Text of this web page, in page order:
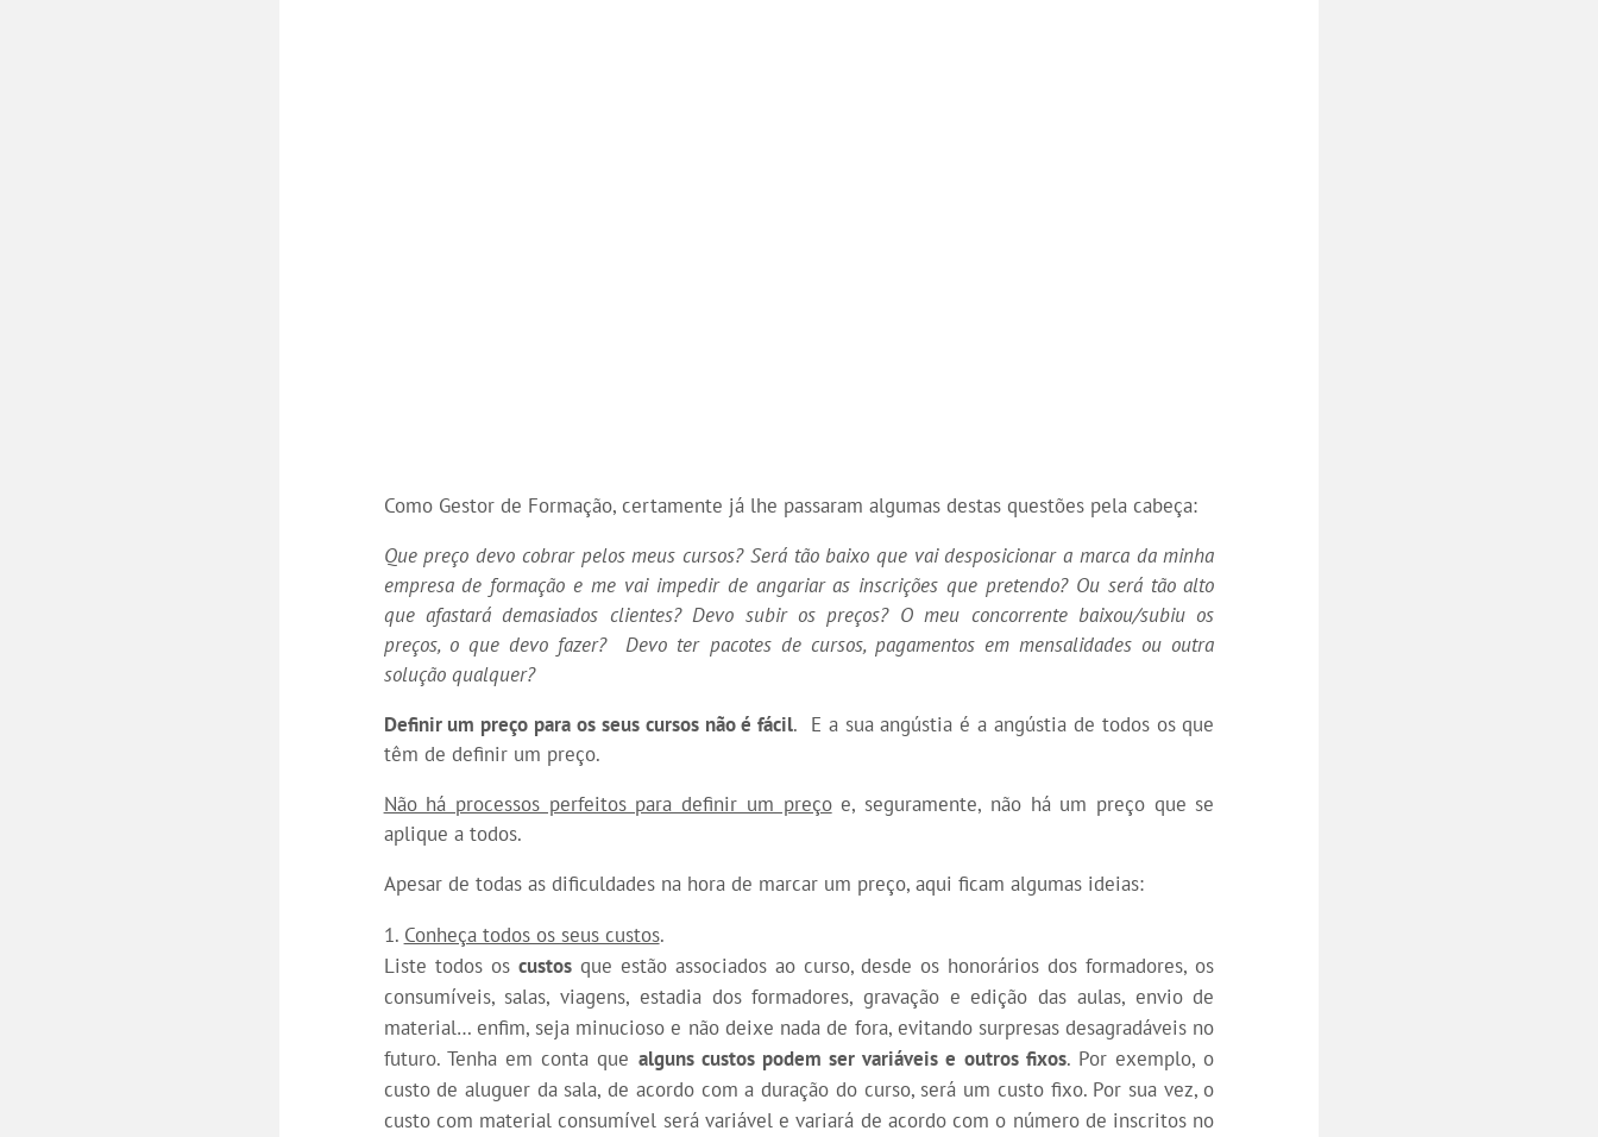
Como Gestor de Formação, certamente já lhe passaram algumas destas questões pela cabeça:
Que preço devo cobrar pelos meus cursos? Será tão baixo que vai desposicionar a marca da minha
empresa de formação e me vai impedir de angariar as inscrições que pretendo? Ou será tão alto
que afastará demasiados clientes?Devo subir os preços? O meu concorrente baixou/subiu os
preços, o que devo fazer?
Devo ter pacotes de cursos, pagamentos em mensalidades ou outra
solução qualquer?
Definir um preço para os seus cursos não é fácil. E a sua angústia é a angústia de todos os que
têm de definir um preço.
Não há processos perfeitos para definir um preçoe, seguramente, não há um preço que se
aplique a todos.
Apesar de todas as dificuldades na hora de marcar um preço, aqui ficam algumas ideias:
Conheça todos os seus custos.
Liste todos os custosque estão associados ao curso, desde os honorários dos formadores, os
consumíveis, salas, viagens, estadia dos formadores, gravação e edição das aulas, envio de
material… enfim, seja minucioso e não deixe nada de fora, evitando surpresas desagradáveis no
futuro. Tenha em conta que alguns custos podem ser variáveis e outros fixos. Por exemplo, o
custo de aluguer da sala, de acordo com a duração do curso, será um custo fixo. Por sua vez, o
custo com material consumível será variável e variará de acordo com o número de inscritos no